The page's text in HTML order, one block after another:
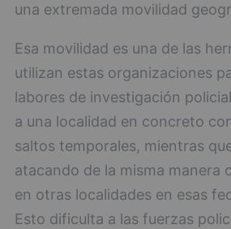
una extremada movilidad
Esa movilidad es una de las
utilizan estas organizaciones
labores de investigación
a una localidad en concreto
saltos temporales, mientras
atacando de la misma manera
en otras localidades en esas
Esto dificulta a las fuerzas